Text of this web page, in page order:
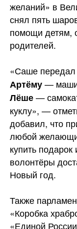
желаний» в
снял пять
помощи детям,
родителей.
«Саше
Артёму—
Лёше—
куклу», —
добавил, что
любой
купить
волонтёры
Новый год.
Также
«Коробка
«Единой